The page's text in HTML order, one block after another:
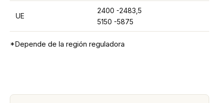
UE
2400 -2483,5
5150 -5875
*Depende de la región reguladora